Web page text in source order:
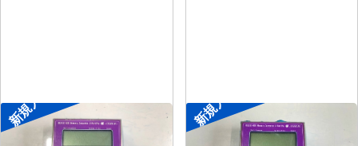
新規入荷
ポータブル入出力装置 新規入荷
ポータブル入出力装置